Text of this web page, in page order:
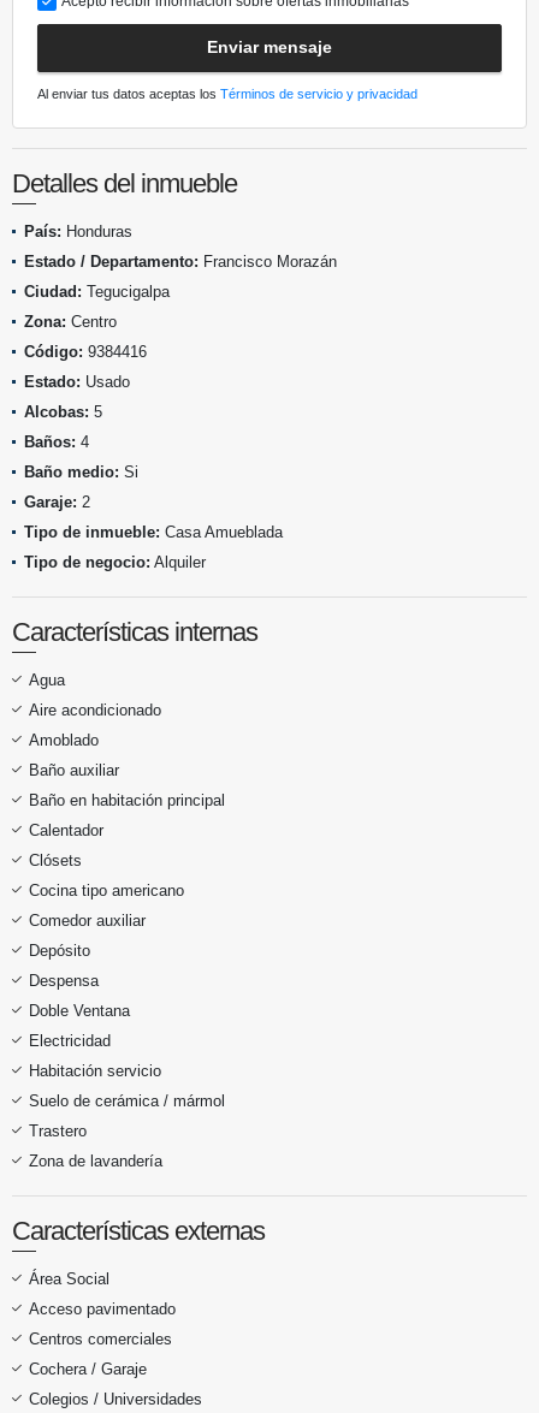
Enviar mensaje
Al enviar tus datos aceptas los Términos de servicio y privacidad
Detalles del inmueble
País: Honduras
Estado / Departamento: Francisco Morazán
Ciudad: Tegucigalpa
Zona: Centro
Código: 9384416
Estado: Usado
Alcobas: 5
Baños: 4
Baño medio: Si
Garaje: 2
Tipo de inmueble: Casa Amueblada
Tipo de negocio: Alquiler
Características internas
Agua
Aire acondicionado
Amoblado
Baño auxiliar
Baño en habitación principal
Calentador
Clósets
Cocina tipo americano
Comedor auxiliar
Depósito
Despensa
Doble Ventana
Electricidad
Habitación servicio
Suelo de cerámica / mármol
Trastero
Zona de lavandería
Características externas
Área Social
Acceso pavimentado
Centros comerciales
Cochera / Garaje
Colegios / Universidades